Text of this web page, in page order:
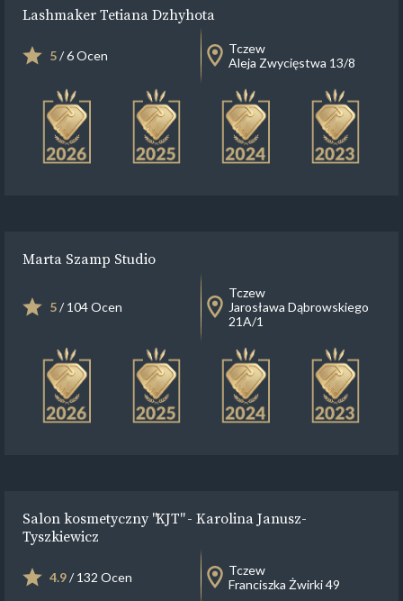
Lashmaker Tetiana Dzhyhota
5/ 6 Ocen
Tczew
Aleja Zwycięstwa 13/8
Marta Szamp Studio
5/ 104 Ocen
Tczew
Jarosława Dąbrowskiego
21A/1
Salon kosmetyczny "KJT" - Karolina Janusz-
Tyszkiewicz
4.9/ 132 Ocen
Tczew
Franciszka Żwirki 49